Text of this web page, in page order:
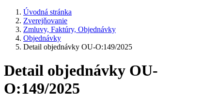
Úvodná stránka
Zverejňovanie
Zmluvy, Faktúry, Objednávky
Objednávky
Detail objednávky OU-O:149/2025
Detail objednávky OU-
O:149/2025